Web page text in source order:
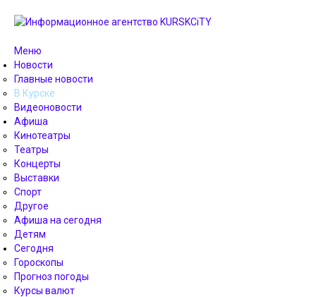
Меню
Новости
Главные новости
В Курске
Видеоновости
Афиша
Кинотеатры
Театры
Концерты
Выставки
Спорт
Другое
Афиша на сегодня
Детям
Сегодня
Гороскопы
Прогноз погоды
Курсы валют